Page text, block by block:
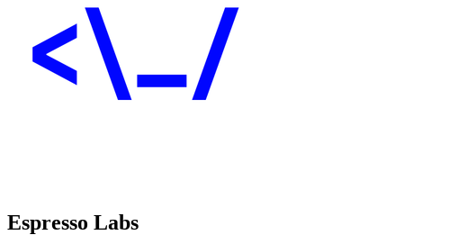
Espresso Labs